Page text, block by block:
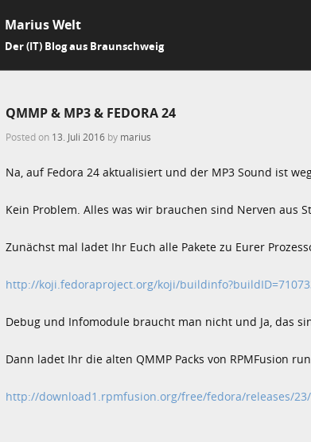
Marius Welt
Der (IT) Blog aus Braunschweig
QMMP & MP3 & FEDORA 24
Posted on 13. Juli 2016 by marius
Na, auf Fedora 24 aktualisiert und der MP3 Sound ist
Kein Problem. Alles was wir brauchen sind Nerven aus
Zunächst mal ladet Ihr Euch alle Pakete zu Eurer
http://koji.fedoraproject.org/koji/
Debug und Infomodule braucht man nicht und Ja, das
Dann ladet Ihr die alten QMMP Packs von RPMFusion
http://download1.rpmfusion.org/free/fedora/releases/